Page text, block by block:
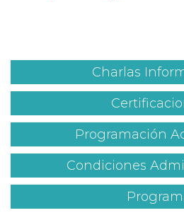
Charlas
Programación
Condiciones